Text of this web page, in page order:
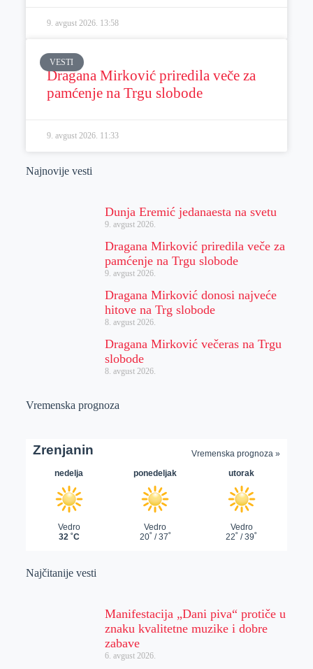
9. avgust 2026. 13:58
VESTI
Dragana Mirković priredila veče za
pamćenje na Trgu slobode
9. avgust 2026. 11:33
Najnovije vesti
Dunja Eremić jedanaesta na svetu
9. avgust 2026.
Dragana Mirković priredila veče za
pamćenje na Trgu slobode
9. avgust 2026.
Dragana Mirković donosi najveće
hitove na Trg slobode
8. avgust 2026.
Dragana Mirković večeras na Trgu
slobode
8. avgust 2026.
Vremenska prognoza
Najčitanije vesti
Manifestacija „Dani piva“ protiče u
znaku kvalitetne muzike i dobre
zabave
6. avgust 2026.